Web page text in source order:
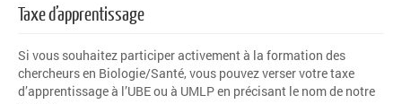
Taxe d’apprentissage
Si vous souhaitez participer activement à la formation des
chercheurs en Biologie/Santé, vous pouvez verser votretaxe
d’apprentissageà l’UBEou à UMLPen précisant le nom de notre